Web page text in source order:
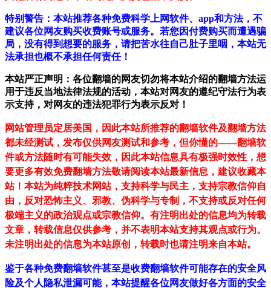
特别警告：本站推荐各种免费科学上网软件、app和方法，不
建议各位网友购买收费账号或服务。若您因付费购买而遭遇骗
局，没有得到想要的服务，请把苦水往自己肚子里咽，本站无
法承担也概不承担任何责任！
本站严正声明：各位翻墙的网友切勿将本站介绍的翻墙方法运
用于违反当地法律法规的活动，本站对网友的遵纪守法行为表
示支持，对网友的违法犯罪行为表示反对！
网站管理员定居美国，因此本站所推荐的翻墙软件及翻墙方法
都未经测试，发布仅供网友测试和参考，但你懂的——翻墙软
件或方法随时有可能失效，因此本站信息具有极强时效性，想
要更多有效免费翻墙方法敬请阅读本站最新信息，建议收藏本
站！ 本站为纯粹技术网站，支持科学与民主，支持宗教信仰自
由，反对恐怖主义、邪教、伪科学与专制，不支持或反对任何
极端主义的政治观点或宗教信仰。有注明出处的信息均为转载
文章，转载信息仅供参考，并不表明本站支持其观点或行为。
未注明出处的信息为本站原创，转载时也请注明来自本站。
鉴于各种免费翻墙软件甚至是收费翻墙软件可能存在的安全风
险及个人隐私泄漏可能，本站提醒各位网友做好各方面的安全